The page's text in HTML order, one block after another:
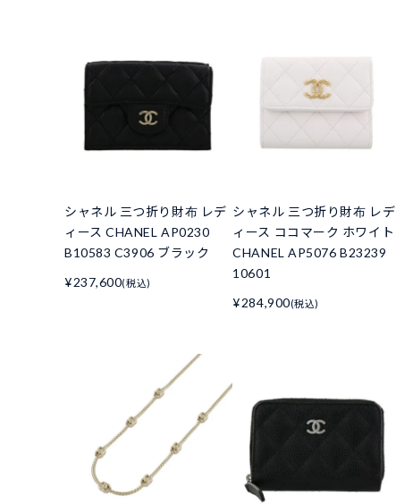
シャネル 三つ折り財布 レデ
ィース CHANEL AP0230
B10583 C3906 ブラック
¥237,600(税込)
シャネル 三つ折り財布 レデ
ィース ココマーク ホワイト
CHANEL AP5076 B23239
10601
¥284,900(税込)